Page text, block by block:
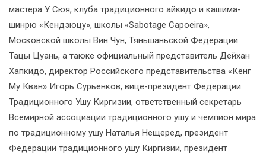
мастера У Сюя, клуба традиционного айкидо и кашима-
шинрю «Кендзюцу», школы «Sabotage Capoeira»,
Московской школы Вин Чун, Тяньшаньской Федерации
Тацы Цуань, а также официальный представитель Дейхан
Хапкидо, директор Российского представительства «Кёнг
Му Кван» Игорь Сурьенков, вице-президент Федерации
Традиционного Ушу Киргизии, ответственный секретарь
Всемирной ассоциации традиционного ушу и чемпион мира
по традиционному ушу Наталья Нещеред, президент
Федерации традиционного ушу Киргизии, президент